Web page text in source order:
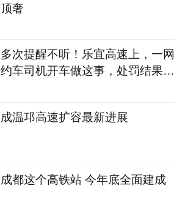
顶奢
多次提醒不听！乐宜高速上，一网
约车司机开车做这事，处罚结果来
成温邛高速扩容最新进展
成都这个高铁站 今年底全面建成